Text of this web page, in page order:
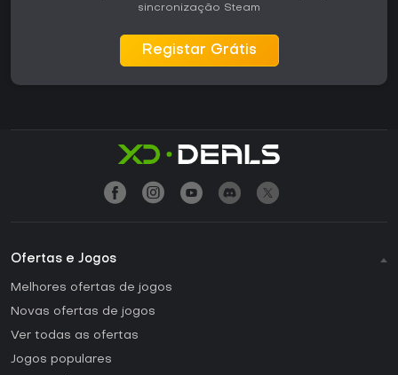
sincronização Steam
Registar Grátis
Ofertas e Jogos
Melhores ofertas de jogos
Novas ofertas de jogos
Ver todas as ofertas
Jogos populares